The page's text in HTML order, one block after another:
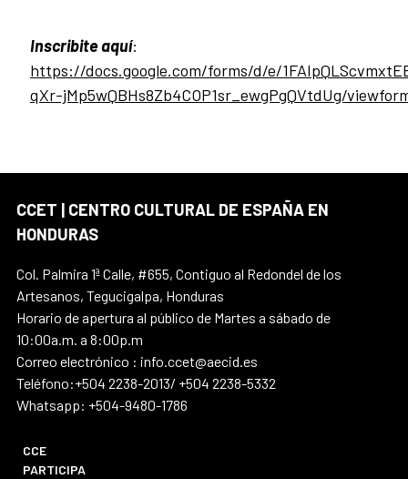
Inscribite aquí:
https://docs.google.com/forms/d/e/
qXr-jMp5wQBHs8Zb4COP1sr_ewgPgQVtdUg/
CCET | CENTRO CULTURAL DE ESPAÑA EN
HONDURAS
Col. Palmira 1ª Calle, #655, Contiguo al Redondel de los
Artesanos, Tegucigalpa, Honduras
Horario de apertura al público de Martes a sábado de
10:00a.m. a 8:00p.m
Correo electrónico : info.ccet@aecid.es
Teléfono:+504 2238-2013/ +504 2238-5332
Whatsapp: +504-9480-1786
CCE
PARTICIPA